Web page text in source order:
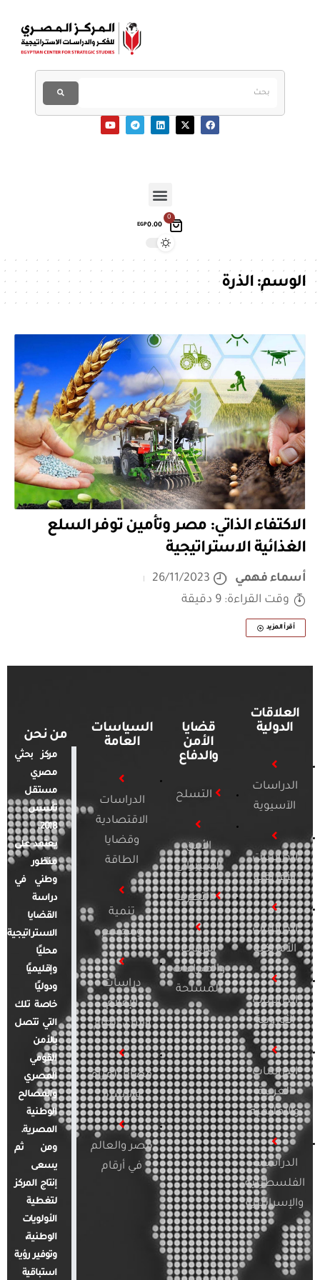
0
EGP0.00
الوسم:الذرة
الاكتفاء الذاتي: مصر وتأمين توفر السلع
الغذائية الاستراتيجية
أسماء فهمي
26/11/2023
وقت القراءة: 9 دقيقة
أقرأ المزيد
العلاقات
الدولية
الدراسات
الآسيوية
الدراسات
الأفريقية
الدراسات
الأمريكية
الدراسات
الأوروبية
الدراسات
العربية
والإقليمية
الدراسات
الفلسطينية
والإسرائيلية
قضايا
الأمن
والدفاع
التسلح
الأمن
السيبراني
التطرف
الإرهاب
والصراعات
المسلحة
السياسات
العامة
الدراسات
الاقتصادية
وقضايا
الطاقة
تنمية
ومجتمع
دراسات
الإعلام
والرأي العام
قضايا المرأة
والأسرة
مصر والعالم
في أرقام
من نحن
مركز بحثي
مصري
مستقل
تأسس
2018.
يعتمد على
منظور
وطني في
دراسة
القضايا
الاستراتيجية
محليًا
وإقليميًا
ودوليًا
خاصة تلك
التي تتصل
بالأمن
القومي
المصري
والمصالح
الوطنية
المصرية.
ومن ثم
يسعى
إنتاج المركز
لتغطية
الأولويات
الوطنية،
وتوفير رؤية
استباقية